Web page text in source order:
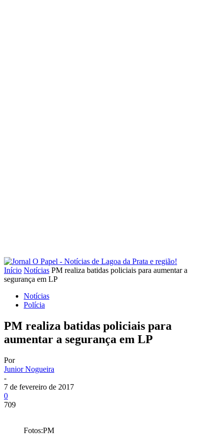
Início Notícias PM realiza batidas policiais para aumentar a
segurança em LP
Notícias
Polícia
PM realiza batidas policiais para
aumentar a segurança em LP
Por
Junior Nogueira
-
7 de fevereiro de 2017
0
709
Fotos:PM